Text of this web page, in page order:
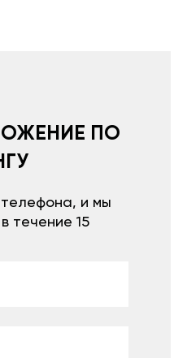
ПО
и мы
течение 15